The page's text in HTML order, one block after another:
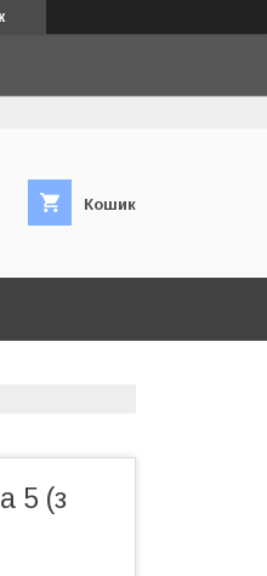
Кошик
5 (з